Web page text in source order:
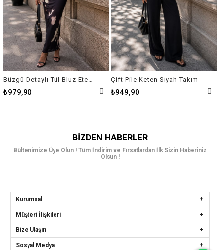
₺979,90
Çift Pile Keten Siyah Takım
₺949,90
BIZDEN HABERLER
Bültenimize Üye Olun ! Tüm İndirim ve Fırsatlardan İlk Sizin Haberiniz
Olsun !
Kurumsal
Müşteri İlişkileri
Bize Ulaşın
Sosyal Medya